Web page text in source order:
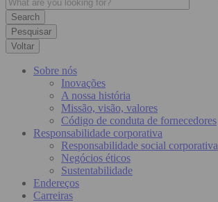
Pesquisar
Voltar
Sobre nós
Inovações
A nossa história
Missão, visão, valores
Código de conduta de fornecedores
Responsabilidade corporativa
Responsabilidade social corporativa
Negócios éticos
Sustentabilidade
Endereços
Carreiras